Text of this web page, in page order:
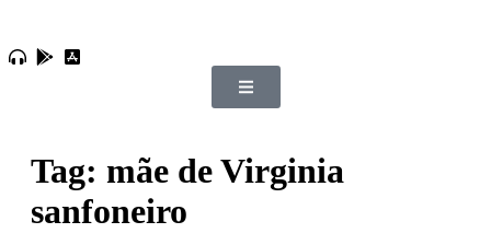
Tag: mãe de Virginia
sanfoneiro